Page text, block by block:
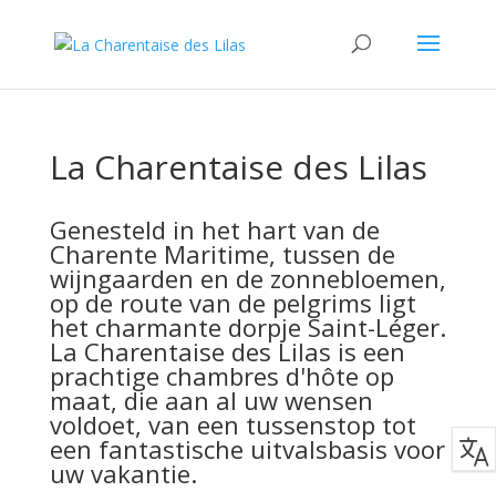
La Charentaise des Lilas
Genesteld in het hart van de
Charente Maritime, tussen de
wijngaarden en de zonnebloemen,
op de route van de pelgrims ligt
het charmante dorpje Saint-Léger.
La Charentaise des Lilas is een
prachtige chambres d'hôte op
maat, die aan al uw wensen
voldoet, van een tussenstop tot
een fantastische uitvalsbasis voor
uw vakantie.